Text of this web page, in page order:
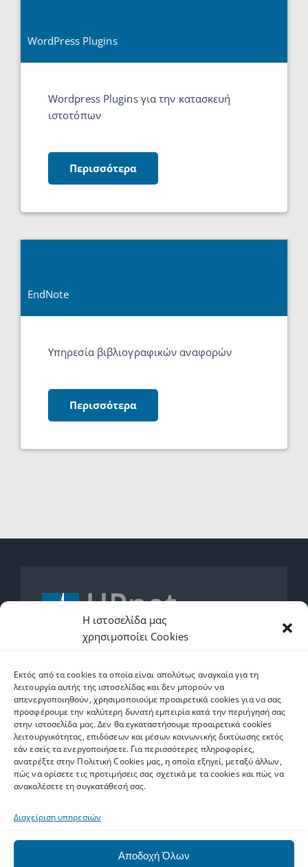
Η ιστοσελίδα μας
χρησιμοποίει Cookies
Εκτός από τα cookies τα οποία είναι απολύτως αναγκαία για τη
λειτουργία αυτής της ιστοσελίδας και δεν μπορούν να
απενεργοποιηθούν, χρησιμοποιούμε προαιρετικά cookies για να σας
προσφέρουμε την καλύτερη δυνατή εμπειρία κατά την περιήγησή σας
στην ιστοσελίδα μας. Δεν θα εγκαταστήσουμε προαιρετικά cookies
λειτουργικότητας, επιδόσεων και μέσων κοινωνικής δικτύωσης εκτός
εάν εσείς τα ενεργοποιήσετε. Για περισσότερες πληροφορίες,
ανατρέξτε στην Πολιτική Cookies μας, η οποία εξηγεί, μεταξύ άλλων,
πώς να ορίσετε τις προτιμήσεις σας σχετικά με τα cookies και πώς να
ανακαλέσετε τη συγκατάθεσή σας.
Διαχείριση υπηρεσιών
Αποδοχή Όλων
WordPress Plugins
Wordpress Plugins για την κατασκευή
ιστοτόπων
Περισσότερα
EndNote
Υπηρεσία βιβλιογραφικών αναφορών
Περισσότερα
helpdesk.upnet.gr
Ετικέτες
MS Teams Autodesk harica